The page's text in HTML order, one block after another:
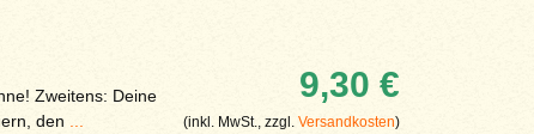
Zweitens: Deine
den ...
9,30 €
(inkl. MwSt., zzgl. Versandkosten)